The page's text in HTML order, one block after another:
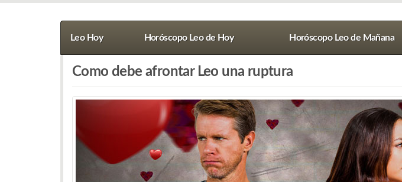
Leo Hoy Horóscopo Leo de Hoy Horóscopo Leo de Mañana
Como debe afrontar Leo una ruptura